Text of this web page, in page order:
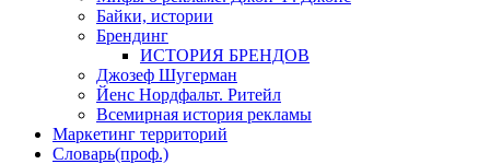
Байки, истории
Брендинг
ИСТОРИЯ БРЕНДОВ
Джозеф Шугерман
​Йенс Нордфальт. Ритейл
Всемирная история рекламы
Маркетинг территорий
Словарь(проф.)